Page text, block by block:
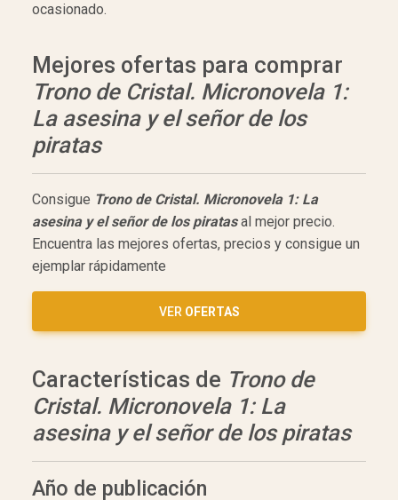
ocasionado.
Mejores ofertas para comprar
Trono de Cristal. Micronovela 1:
La asesina y el señor de los
piratas
Consigue Trono de Cristal. Micronovela 1: La
asesina y el señor de los piratasal mejor precio.
Encuentra las mejores ofertas, precios y consigue un
ejemplar rápidamente
VER OFERTAS
Características de Trono de
Cristal. Micronovela 1: La
asesina y el señor de los piratas
Año de publicación